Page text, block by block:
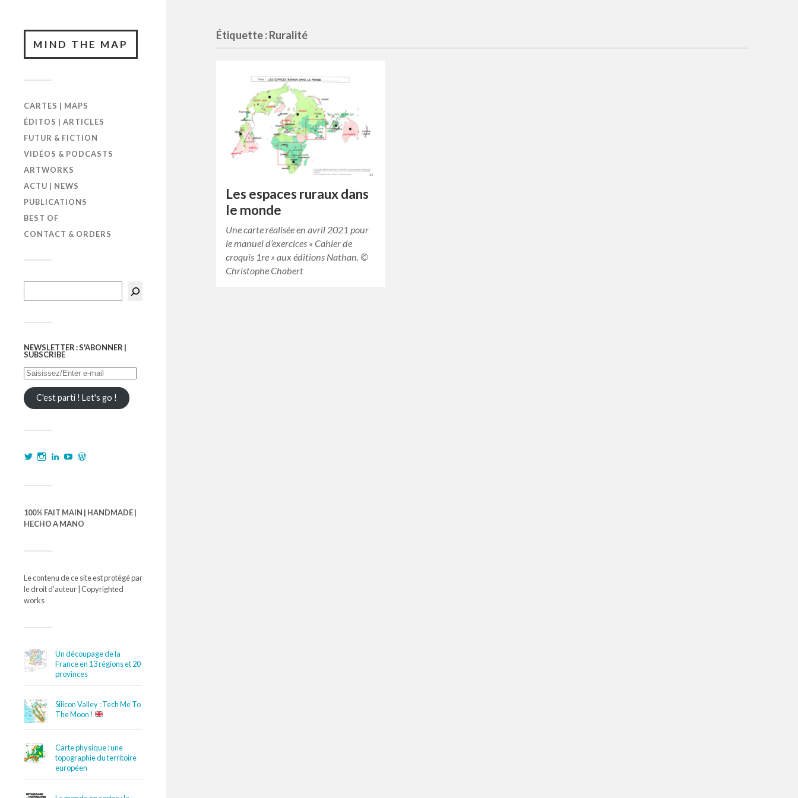
MIND THE MAP
CARTES | MAPS
ÉDITOS | ARTICLES
FUTUR & FICTION
VIDÉOS & PODCASTS
ARTWORKS
ACTU | NEWS
PUBLICATIONS
BEST OF
CONTACT & ORDERS
NEWSLETTER : S'ABONNER |
SUBSCRIBE
C'est parti ! Let's go !
100% FAIT MAIN | HANDMADE |
HECHO A MANO
Le contenu de ce site est protégé par
le droit d’auteur | Copyrighted
works
Un découpage de la
France en 13 régions et 20
provinces
Silicon Valley : Tech Me To
The Moon !
Carte physique : une
topographie du territoire
européen
Étiquette :Ruralité
Les espaces ruraux dans
le monde
Une carte réalisée en avril 2021 pour
le manuel d’exercices « Cahier de
croquis 1re » aux éditions Nathan. ©
Christophe Chabert